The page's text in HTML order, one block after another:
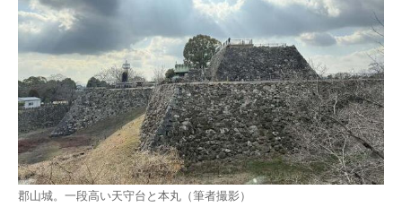
郡山城。一段高い天守台と本丸（筆者撮影）